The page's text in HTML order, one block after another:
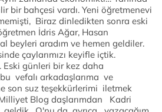
bir bahçesi vardı. Yeni öğretmenevi
Biraz dinledikten sonra eski
İdris Ağar, Hasan
beyleri aradım ve hemen geldiler.
çaylarımızı keyifle içtik.
Eski günleri bir kez daha
vefalı arkadaşlarıma ve
son suz teşekkürlerimi iletmek
Blog daşlarımdan Kadri